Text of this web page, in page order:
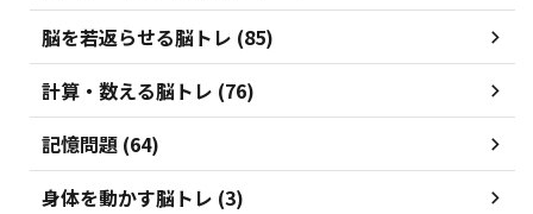
脳を若返らせる脳トレ (85)
計算・数える脳トレ (76)
記憶問題 (64)
身体を動かす脳トレ (3)